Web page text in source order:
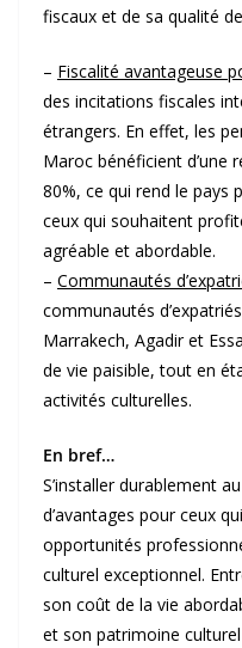
fiscaux et de sa qualité
– Fiscalité avantageuse
des incitations fiscales
étrangers. En effet, les
Maroc bénéficient d’une
80%, ce qui rend le
ceux qui souhaitent
agréable et abordable.
– Communautés
communautés
Marrakech, Agadir et
de vie paisible, tout en
activités culturelles.
En bref…
S’installer durablement
d’avantages pour ceux
opportunités
culturel exceptionnel.
son coût de la vie
et son patrimoine